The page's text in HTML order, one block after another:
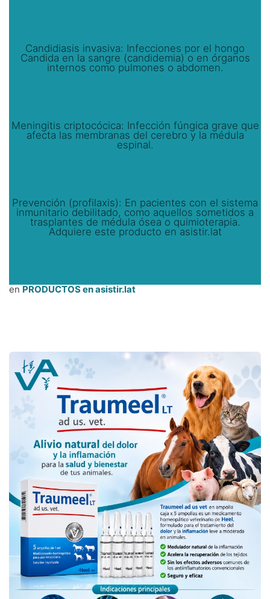
Candidiasis invasiva: Infecciones por el hongo
Candida en la sangre (candidemia) o en órganos
internos como pulmones o abdomen.
Meningitis criptocócica: Infección fúngica grave que
afecta las membranas del cerebro y la médula
espinal.
Prevención (profilaxis): En pacientes con el sistema
inmunitario debilitado, como aquellos sometidos a
trasplantes de médula ósea o quimioterapia.
Adquiere este producto en asistir.lat
en PRODUCTOS en asistir.lat